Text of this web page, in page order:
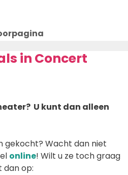
in Concert
U kunt dan alleen
gekocht? Wacht dan niet
online! Wilt u ze toch graag
dan op: